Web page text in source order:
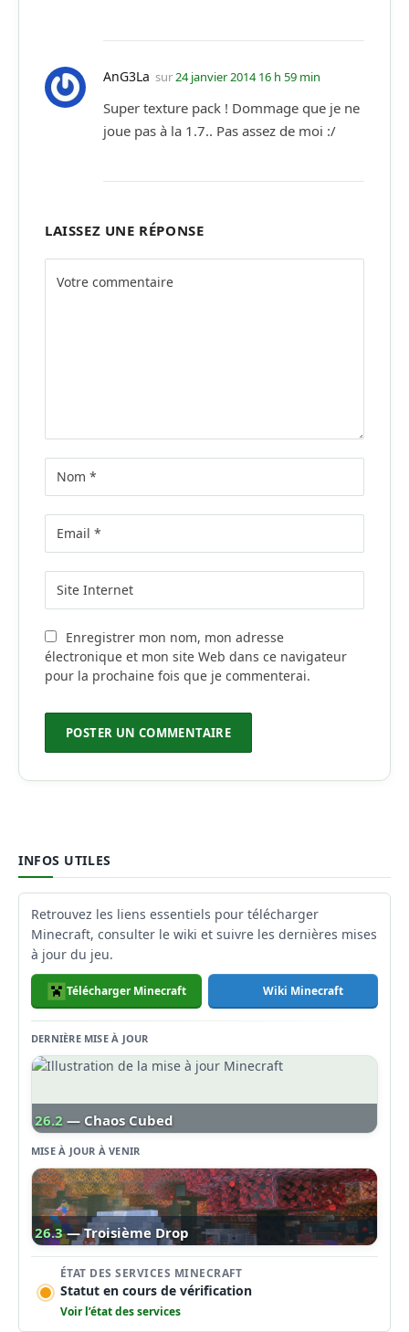
AnG3La sur 24 janvier 2014 16 h 59 min
Super texture pack ! Dommage que je ne
joue pas à la 1.7.. Pas assez de moi :/
LAISSEZ UNE RÉPONSE
Enregistrer mon nom, mon adresse
électronique et mon site Web dans ce navigateur
pour la prochaine fois que je commenterai.
INFOS UTILES
Retrouvez les liens essentiels pour télécharger
Minecraft, consulter le wiki et suivre les dernières mises
à jour du jeu.
Télécharger Minecraft Wiki Minecraft
DERNIÈRE MISE À JOUR
26.2 — Chaos Cubed
MISE À JOUR À VENIR
26.3 — Troisième Drop
ÉTAT DES SERVICES MINECRAFT
Statut en cours de vérification
Voir l’état des services